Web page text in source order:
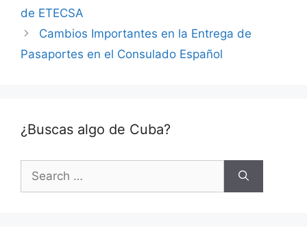
de ETECSA
Cambios Importantes en la Entrega de
Pasaportes en el Consulado Español
¿Buscas algo de Cuba?
Search
for: